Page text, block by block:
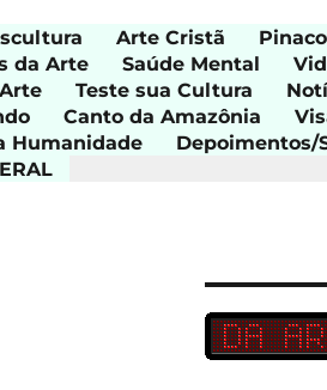
Arte Cristã
da Arte Saúde Mental
Teste sua Cultura
Canto da Amazônia
Humanidade
Depoimentos/